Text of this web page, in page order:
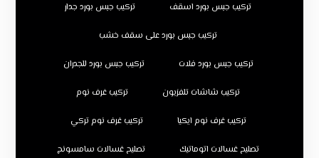
تركيب جبس بورد اسقف تركيب جبس بورد جدار
تركيب جبس بورد على سقف خشب
تركيب جبس بورد فلات تركيب جبس بورد للجدران
تركيب شاشات تلفزيون تركيب غرف نوم
تركيب غرف نوم ايكيا تركيب غرف نوم تركي
تصليح غسالات اتوماتيك تصليح غسالات سامسونج